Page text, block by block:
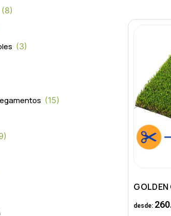
8
3
15
GOLDEN
desde: